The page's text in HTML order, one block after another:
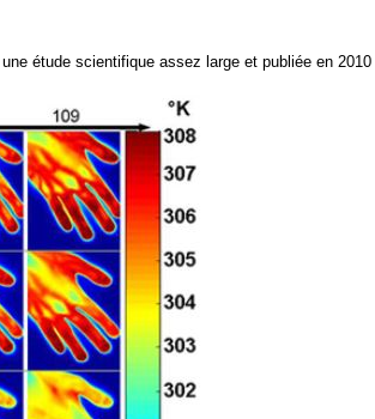
étude scientifique assez large et publiée en 2010